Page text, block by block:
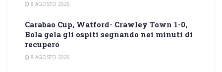
8 AGOSTO 2026
Carabao Cup, Watford- Crawley Town 1-0,
Bola gela gli ospiti segnando nei minuti di
recupero
8 AGOSTO 2026